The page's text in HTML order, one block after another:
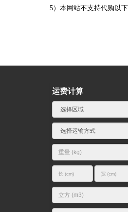
5）本网站不支持代购以
运费计算